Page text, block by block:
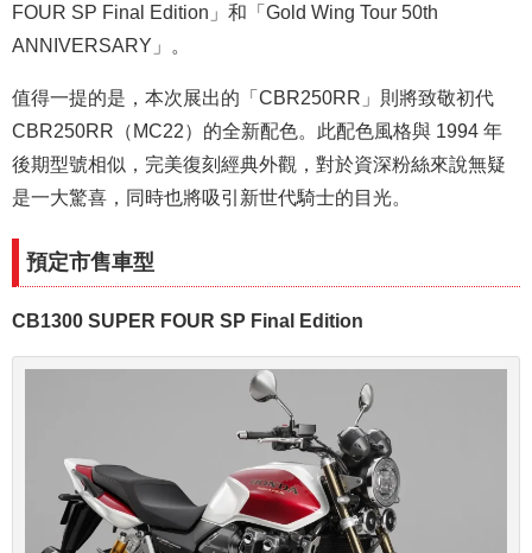
FOUR SP Final Edition」和「Gold Wing Tour 50th
ANNIVERSARY」。
值得一提的是，本次展出的「CBR250RR」則將致敬初代
CBR250RR（MC22）的全新配色。此配色風格與 1994 年
後期型號相似，完美復刻經典外觀，對於資深粉絲來說無疑
是一大驚喜，同時也將吸引新世代騎士的目光。
預定市售車型
CB1300 SUPER FOUR SP Final Edition